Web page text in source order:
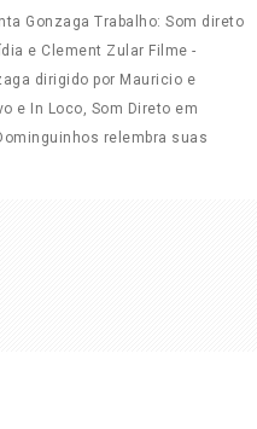
Gonzaga Trabalho: Som direto
e Clement Zular Filme -
dirigido por Mauricio e
e In Loco, Som Direto em
relembra suas